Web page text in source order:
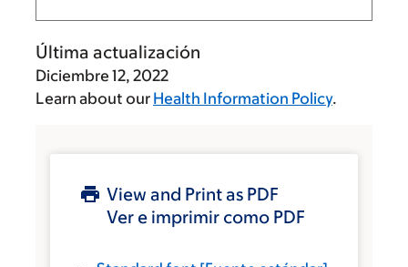
Última actualización
Diciembre 12, 2022
Learn about our Health Information Policy.
View and Print as PDF
Ver e imprimir como PDF